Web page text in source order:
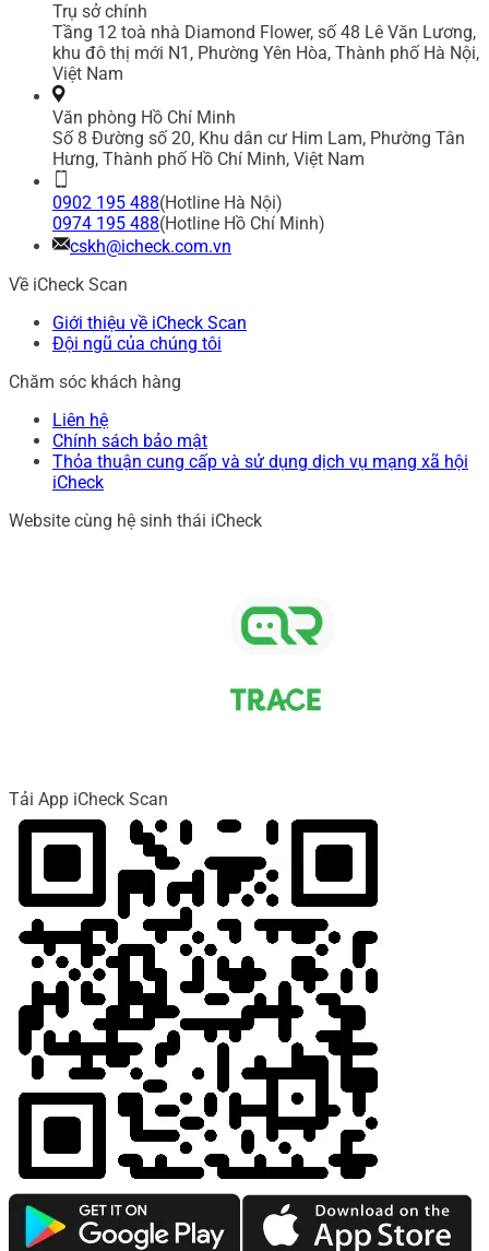
Trụ sở chính
Tầng 12 toà nhà Diamond Flower, số 48 Lê Văn Lương,
khu đô thị mới N1, Phường Yên Hòa, Thành phố Hà Nội,
Việt Nam
Văn phòng Hồ Chí Minh
Số 8 Đường số 20, Khu dân cư Him Lam, Phường Tân
Hưng, Thành phố Hồ Chí Minh, Việt Nam
0902 195 488(Hotline Hà Nội)
0974 195 488(Hotline Hồ Chí Minh)
cskh@icheck.com.vn
Về iCheck Scan
Giới thiệu về iCheck Scan
Đội ngũ của chúng tôi
Chăm sóc khách hàng
Liên hệ
Chính sách bảo mật
Thỏa thuận cung cấp và sử dụng dịch vụ mạng xã hội
iCheck
Website cùng hệ sinh thái iCheck
Tải App iCheck Scan